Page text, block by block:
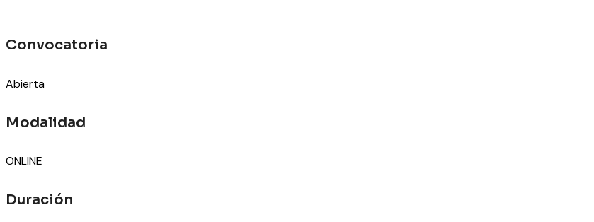
Convocatoria
Abierta
Modalidad
ONLINE
Duración